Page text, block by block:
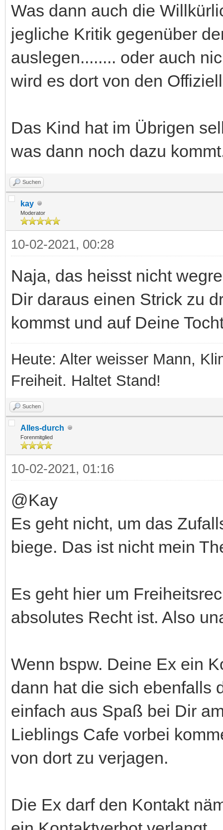
Was dann auch die
jegliche Kritik gegenüber
auslegen........ oder auch
wird es dort von den
Das Kind hat im Übrigen
was dann noch dazu
Suchen
kay
Moderator
10-02-2021, 00:28
Naja, das heisst nicht
Dir daraus einen Strick zu
kommst und auf Deine
Heute: Alter weisser Mann,
Freiheit. Haltet Stand!
Suchen
Alles-durch
Forenmitglied
10-02-2021, 01:16
@Kay
Es geht nicht, um das
biege. Das ist nicht mein
Es geht hier um
absolutes Recht ist. Also
Wenn bspw. Deine Ex ein
dann hat die sich ebenfalls
einfach aus Spaß bei Dir
Lieblings Cafe vorbei
von dort zu verjagen.
Die Ex darf den Kontakt